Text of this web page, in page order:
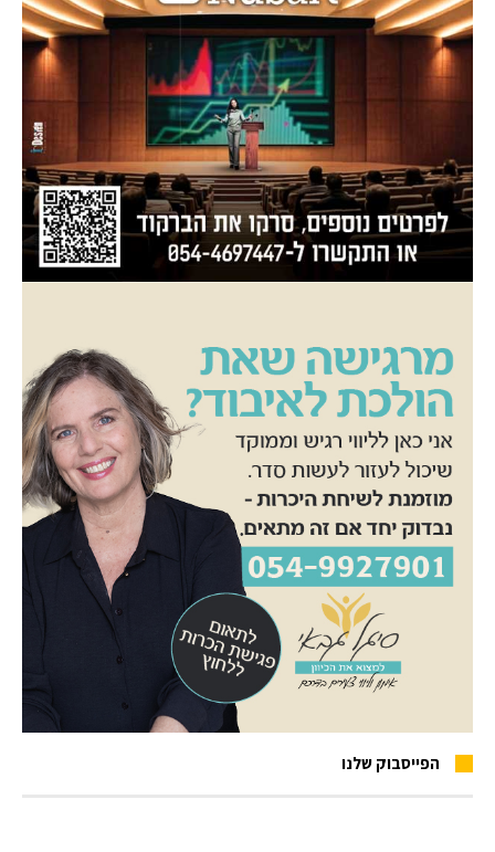
הפייסבוק שלנו